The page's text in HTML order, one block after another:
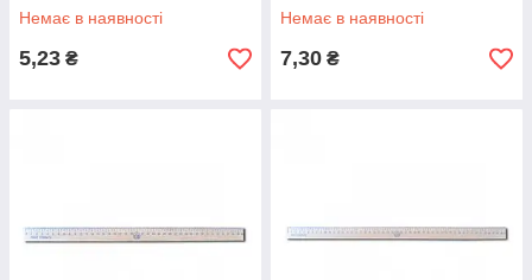
Немає в наявності
5,23 ₴
Немає в наявності
7,30 ₴